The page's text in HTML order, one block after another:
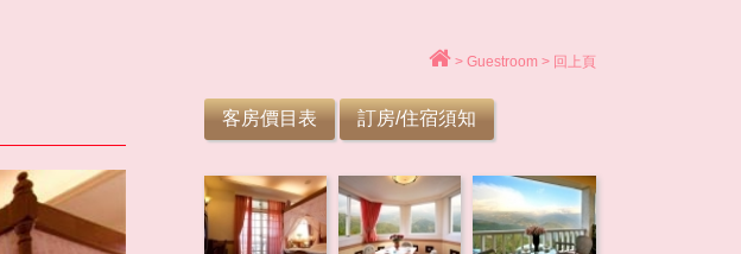
> Guestroom > 回上頁
客房價目表 訂房/住宿須知